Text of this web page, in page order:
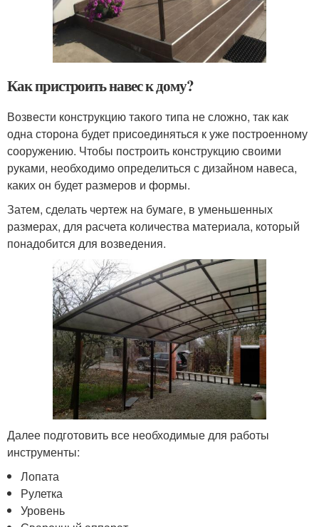
Как пристроить навес к дому?
Возвести конструкцию такого типа не сложно, так как
одна сторона будет присоединяться к уже построенному
сооружению. Чтобы построить конструкцию своими
руками, необходимо определиться с дизайном навеса,
каких он будет размеров и формы.
Затем, сделать чертеж на бумаге, в уменьшенных
размерах, для расчета количества материала, который
понадобится для возведения.
Далее подготовить все необходимые для работы
инструменты:
Лопата
Рулетка
Уровень